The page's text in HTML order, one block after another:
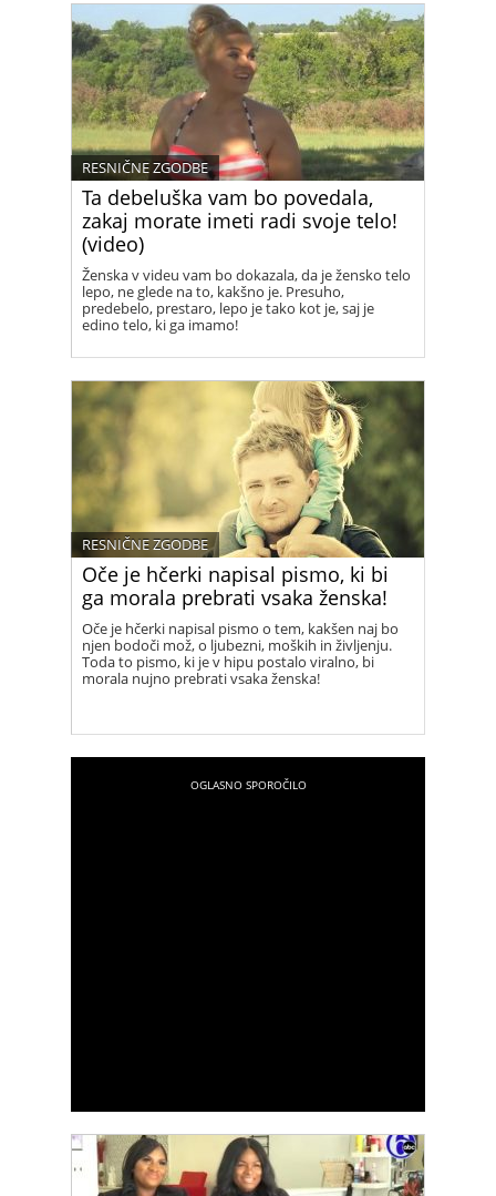
Ta debeluška vam bo povedala,
zakaj morate imeti radi svoje telo!
(video)
RESNIČNE ZGODBE
Ženska v videu vam bo dokazala, da je žensko telo
lepo, ne glede na to, kakšno je. Presuho,
predebelo, prestaro, lepo je tako kot je, saj je
edino telo, ki ga imamo!
Oče je hčerki napisal pismo, ki bi
ga morala prebrati vsaka ženska!
RESNIČNE ZGODBE
Oče je hčerki napisal pismo o tem, kakšen naj bo
njen bodoči mož, o ljubezni, moških in življenju.
Toda to pismo, ki je v hipu postalo viralno, bi
morala nujno prebrati vsaka ženska!